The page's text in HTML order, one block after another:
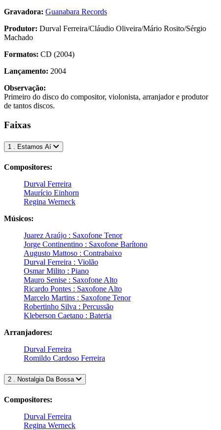
Gravadora: Guanabara Records
Produtor: Durval Ferreira/Cláudio Oliveira/Mário Rosito/Sérgio
Machado
Formatos: CD (2004)
Lançamento: 2004
Observação:
Primeiro do disco do compositor, violonista, arranjador e produtor
de tantos discos.
Faixas
1 . Estamos Aí
Compositores:
Durval Ferreira
Maurício Einhorn
Regina Werneck
Músicos:
Juarez Araújo : Saxofone Tenor
Jorge Continentino : Saxofone Barítono
Augusto Mattoso : Contrabaixo
Durval Ferreira : Violão
Osmar Milito : Piano
Mauro Senise : Saxofone Alto
Ricardo Pontes : Saxofone Alto
Marcelo Martins : Saxofone Tenor
Robertinho Silva : Percussão
Kleberson Caetano : Bateria
Arranjadores:
Durval Ferreira
Romildo Cardoso Ferreira
2 . Nostalgia Da Bossa
Compositores:
Durval Ferreira
Regina Werneck